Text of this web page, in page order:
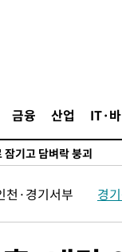
금융 산업 IT·
원 투표 김민석 승리
30㎜ '강한 비'[내일날
지역엔 호의주의보
기고 담벼락 붕괴
만에 숨진 채 발견
일본과 한일전
천·경기서부 경